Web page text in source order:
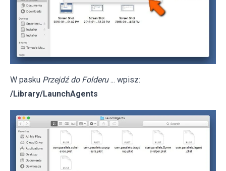
W pasku Przejdź do Folderu ... wpisz:
/Library/LaunchAgents